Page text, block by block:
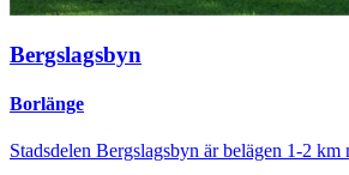
Bergslagsbyn
Borlänge
Stadsdelen Bergslagsbyn är belägen 1-2 km